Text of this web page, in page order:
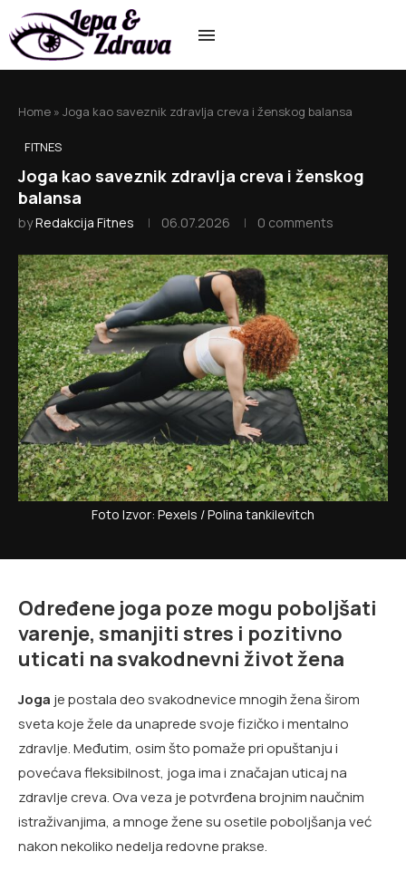
Home » Joga kao saveznik zdravlja creva i ženskog balansa
FITNES
Joga kao saveznik zdravlja creva i ženskog
balansa
byRedakcija Fitnes 06.07.2026 0 comments
Foto Izvor: Pexels / Polina tankilevitch
Određene joga poze mogu poboljšati
varenje, smanjiti stres i pozitivno
uticati na svakodnevni život žena
Joga je postala deo svakodnevice mnogih žena širom
sveta koje žele da unaprede svoje fizičko i mentalno
zdravlje. Međutim, osim što pomaže pri opuštanju i
povećava fleksibilnost, joga ima i značajan uticaj na
zdravlje creva. Ova veza je potvrđena brojnim naučnim
istraživanjima, a mnoge žene su osetile poboljšanja već
nakon nekoliko nedelja redovne prakse.